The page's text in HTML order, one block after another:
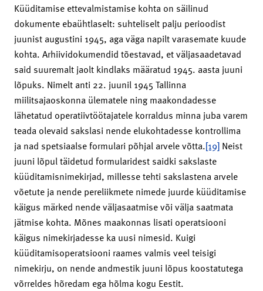
Küüditamise ettevalmistamise kohta on säilinud
dokumente ebaühtlaselt: suhteliselt palju perioodist
juunist augustini 1945, aga väga napilt varasemate kuude
kohta. Arhiividokumendid tõestavad, et väljasaadetavad
said suuremalt jaolt kindlaks määratud 1945. aasta juuni
lõpuks. Nimelt anti 22. juunil 1945 Tallinna
miilitsajaoskonna ülematele ning maakondadesse
lähetatud operatiivtöötajatele korraldus minna juba varem
teada olevaid sakslasi nende elukohtadesse kontrollima
ja nad spetsiaalse formulari põhjal arvele võtta.[19] Neist
juuni lõpul täidetud formularidest saidki sakslaste
küüditamisnimekirjad, millesse tehti sakslastena arvele
võetute ja nende pereliikmete nimede juurde küüditamise
käigus märked nende väljasaatmise või välja saatmata
jätmise kohta. Mõnes maakonnas lisati operatsiooni
käigus nimekirjadesse ka uusi nimesid. Kuigi
küüditamisoperatsiooni raames valmis veel teisigi
nimekirju, on nende andmestik juuni lõpus koostatutega
võrreldes hõredam ega hõlma kogu Eestit.